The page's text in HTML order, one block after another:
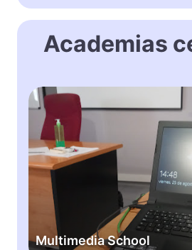
Academias
Multimedia School
M
u
t
i